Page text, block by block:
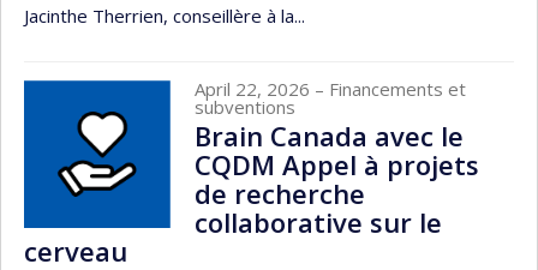
Jacinthe Therrien, conseillère à la...
April 22, 2026 – Financements et
subventions
Brain Canada avec le
CQDM Appel à projets
de recherche
collaborative sur le
cerveau